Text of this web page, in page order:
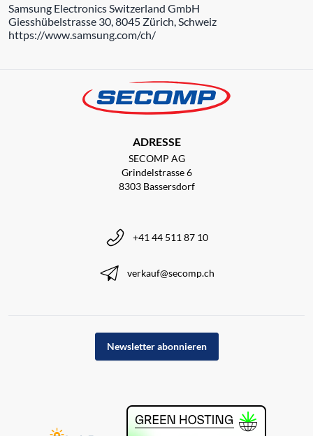
Samsung Electronics Switzerland GmbH
Giesshübelstrasse 30, 8045 Zürich, Schweiz
https://www.samsung.com/ch/
ADRESSE
SECOMP AG
Grindelstrasse 6
8303 Bassersdorf
+41 44 511 87 10
verkauf@secomp.ch
Newsletter abonnieren